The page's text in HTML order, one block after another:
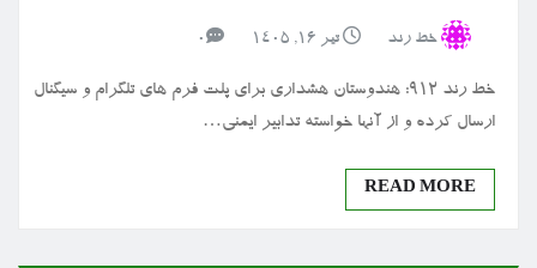
خط رند تیر ۱۶, ۱۴۰۵ 0
خط رند 912: هندوستان هشداری برای پلت فرم های تلگرام و سیگنال
ارسال کرده و از آنها خواسته تدابیر ایمنی…
READ MORE